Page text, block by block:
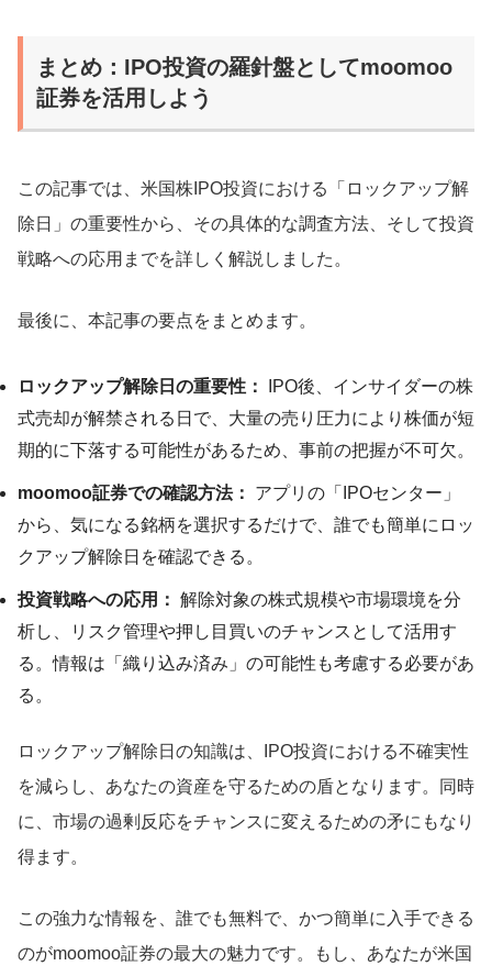
まとめ：IPO投資の羅針盤としてmoomoo
証券を活用しよう
この記事では、米国株IPO投資における「ロックアップ解
除日」の重要性から、その具体的な調査方法、そして投資
戦略への応用までを詳しく解説しました。
最後に、本記事の要点をまとめます。
ロックアップ解除日の重要性：
IPO後、インサイダーの株
式売却が解禁される日で、大量の売り圧力により株価が短
期的に下落する可能性があるため、事前の把握が不可欠。
moomoo証券での確認方法：
アプリの「IPOセンター」
から、気になる銘柄を選択するだけで、誰でも簡単にロッ
クアップ解除日を確認できる。
投資戦略への応用： 解除対象の株式規模や市場環境を分
析し、リスク管理や押し目買いのチャンスとして活用す
る。情報は「織り込み済み」の可能性も考慮する必要があ
る。
ロックアップ解除日の知識は、IPO投資における不確実性
を減らし、あなたの資産を守るための盾となります。同時
に、市場の過剰反応をチャンスに変えるための矛にもなり
得ます。
この強力な情報を、誰でも無料で、かつ簡単に入手できる
のがmoomoo証券の最大の魅力です。もし、あなたが米国